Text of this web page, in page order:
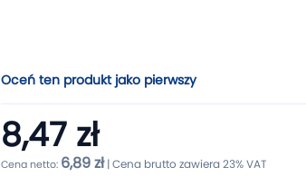
Oceń ten produkt jako pierwszy
8,47 zł
6,89 zł